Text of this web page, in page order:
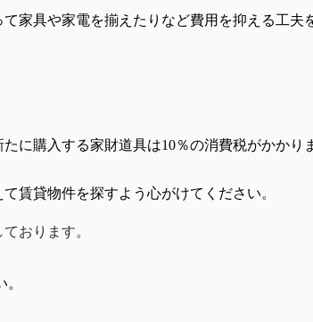
家具や家電を揃えたりなど費用を抑える工夫
に購入する家財道具は10％の消費税がかかり
賃貸物件を探すよう心がけてください。
おります。
。